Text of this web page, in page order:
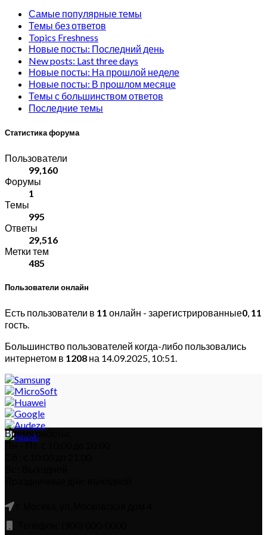
Самые популярные темы
Темы без ответов
Topics Freshness
Новые посты: Последний день
New posts: Last three days
Новые посты: На прошлой неделе
Новые посты: В прошлом месяце
Темы с большинством ответов
Последние темы
Статистика форума
Пользователи
99,160
Форумы
1
Темы
995
Ответы
29,516
Метки тем
485
Пользователи онлайн
Есть пользователи в 11 онлайн - зарегистрированные0, 11
гость.
Большинство пользователей когда-либо пользовались
интернетом в 1208 на 14.09.2025, 10:51.
Время работы:
Пн – Пт: с 10:00 до 20:00